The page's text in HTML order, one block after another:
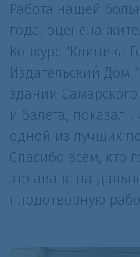
Работа нашей
года, оценена
Конкурс "Клиника
Издательский Дом
здании
и балета, показал
одной из лучших
Спасибо всем, кто
это аванс на
плодотворную